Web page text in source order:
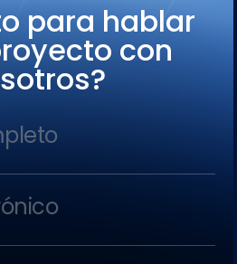
para hablar
con